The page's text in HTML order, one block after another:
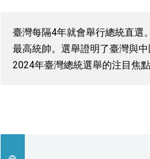
臺灣每隔4年就會舉行總統直選
最高統帥。選舉證明了臺灣與
2024年臺灣總統選舉的注目焦點